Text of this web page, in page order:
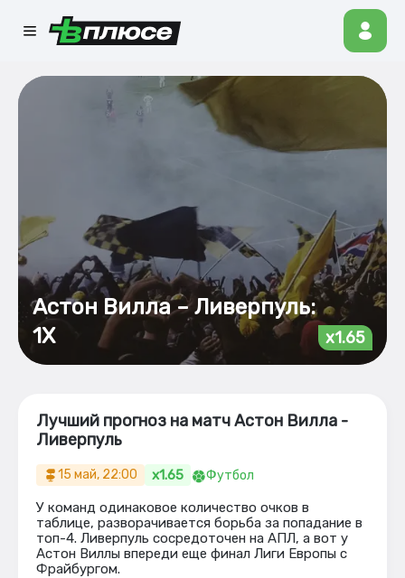
Астон Вилла – Ливерпуль:
1Х
x1.65
Лучший прогноз на матч Астон Вилла -
Ливерпуль
15 май, 22:00 x1.65 Футбол
У команд одинаковое количество очков в
таблице, разворачивается борьба за попадание в
топ-4. Ливерпуль сосредоточен на АПЛ, а вот у
Астон Виллы впереди еще финал Лиги Европы с
Фрайбургом.